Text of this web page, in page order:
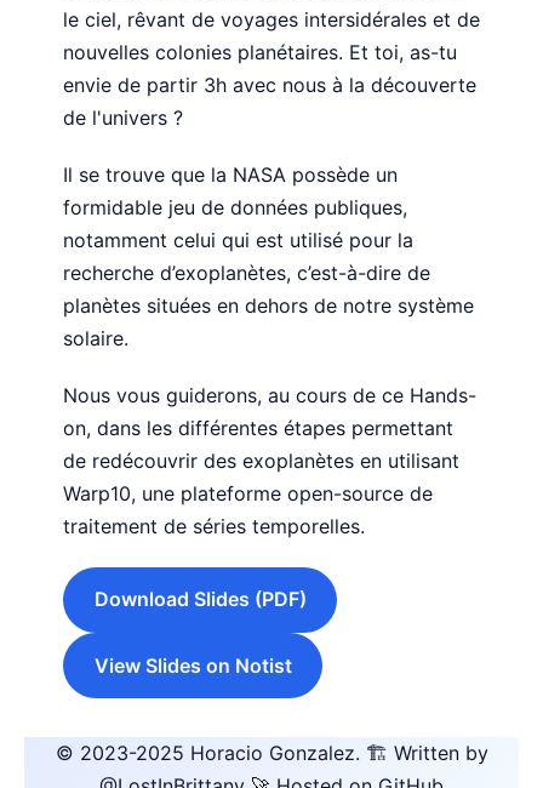
le ciel, rêvant de voyages intersidérales et de
nouvelles colonies planétaires. Et toi, as-tu
envie de partir 3h avec nous à la découverte
de l'univers ?
Il se trouve que la NASA possède un
formidable jeu de données publiques,
notamment celui qui est utilisé pour la
recherche d’exoplanètes, c’est-à-dire de
planètes situées en dehors de notre système
solaire.
Nous vous guiderons, au cours de ce Hands-
on, dans les différentes étapes permettant
de redécouvrir des exoplanètes en utilisant
Warp10, une plateforme open-source de
traitement de séries temporelles.
Download Slides (PDF)
View Slides on Notist
© 2023-2025 Horacio Gonzalez. 🏗️ Written by